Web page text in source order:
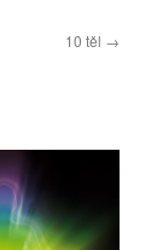
10 těl →